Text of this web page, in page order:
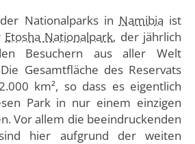
Nationalparks in Namibia ist
Etosha Nationalpark, der jährlich
Besuchern aus aller Welt
Gesamtfläche des Reservats
km², so dass es eigentlich
Park in nur einem einzigen
Vor allem die beeindruckenden
hier aufgrund der weiten